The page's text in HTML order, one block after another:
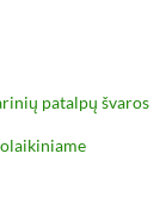
patalpų švaros